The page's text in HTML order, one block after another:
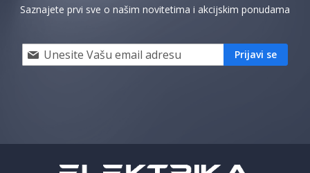
Saznajete prvi sve o našim novitetima i akcijskim ponudama
Prijavi
se
akcije
Prijavi se